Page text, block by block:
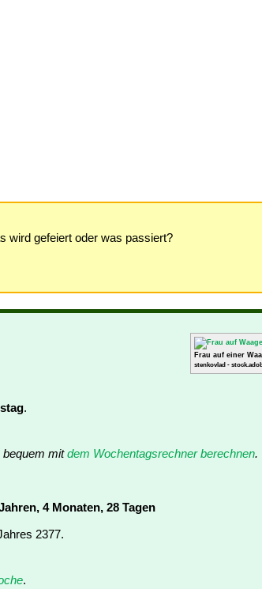
wird gefeiert oder was passiert?
Frau auf einer
stenkovlad -
.
bequem mitdem Wochentagsrechner berechnen.
4 Monaten, 28 Tagen
2377.
.